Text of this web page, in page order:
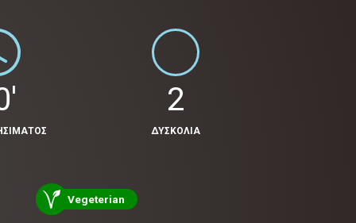
2
ΔΥΣΚΟΛΙΑ
Vegeterian